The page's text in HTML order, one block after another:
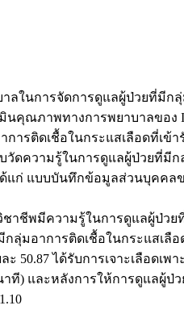
นการจัดการดูแลผู้ป่วยที่มีก
นคุณภาพทางการพยาบาลขอ
รติดเชื้อในกระแสเลือดที่เข้
ดความรู้ในการดูแลผู้ป่วยที่
ด้แก่ แบบบันทึกข้อมูลส่วนบุค
ชีพมีความรู้ในการดูแลผู้ป่ว
มอาการติดเชื้อในกระแสเ
50.87 ได้รับการเจาะเลือด
นาที) และหลังการให้การดูแ